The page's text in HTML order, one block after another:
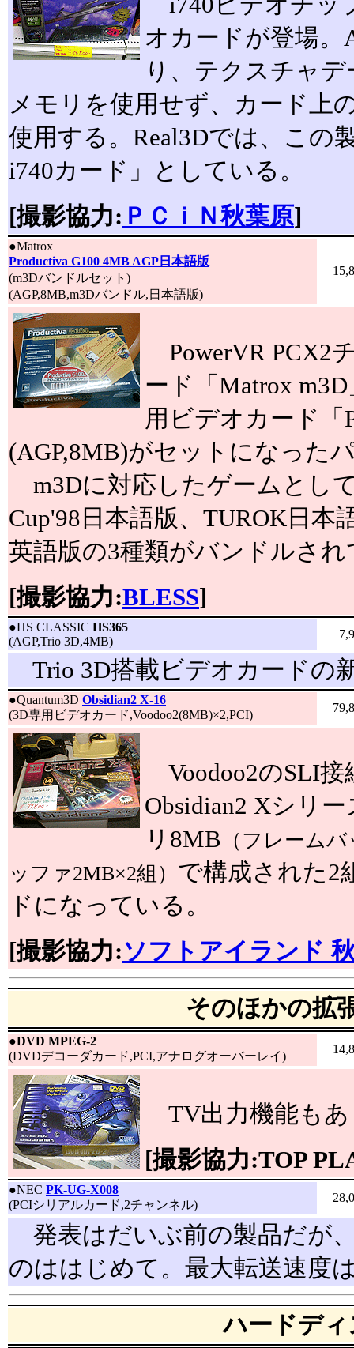
オカードが登場。
り、テクスチャ
メモリを使用せず、カード上
使用する。Real3Dでは、この
i740カード」としている。
[撮影協力: ＰＣｉＮ秋葉原]
●Matrox
Productiva G100 4MB AGP日本語版
(m3Dバンドルセット)
(AGP,8MB,m3Dバンドル,日本語版)
PowerVR PCX2
ード「Matrox
用ビデオカード「
(AGP,8MB)がセットになった
m3Dに対応したゲームとして
Cup'98日本語版、TUROK日本
英語版の3種類がバンドルされ
[撮影協力:BLESS]
●HS CLASSIC HS365
(AGP,Trio 3D,4MB)
Trio 3D搭載ビデオカードの
●Quantum3D Obsidian2 X-16
(3D専用ビデオカード,Voodoo2(8MB)×2,PCI)
Voodoo2のSLI接
Obsidian2 Xシリ
リ8MB （フレーム
ッファ2MB×2組） で構成された2
ドになっている。
[撮影協力:ソフトアイランド
そのほかの拡
●DVD MPEG-2
(DVDデコーダカード,PCI,アナログオーバーレイ)
TV出力機能もあ
[撮影協力:TOP
●NEC PK-UG-X008
(PCIシリアルカード,2チャンネル)
発表はだいぶ前の製品だが
のははじめて。最大転送速度
ハードデ